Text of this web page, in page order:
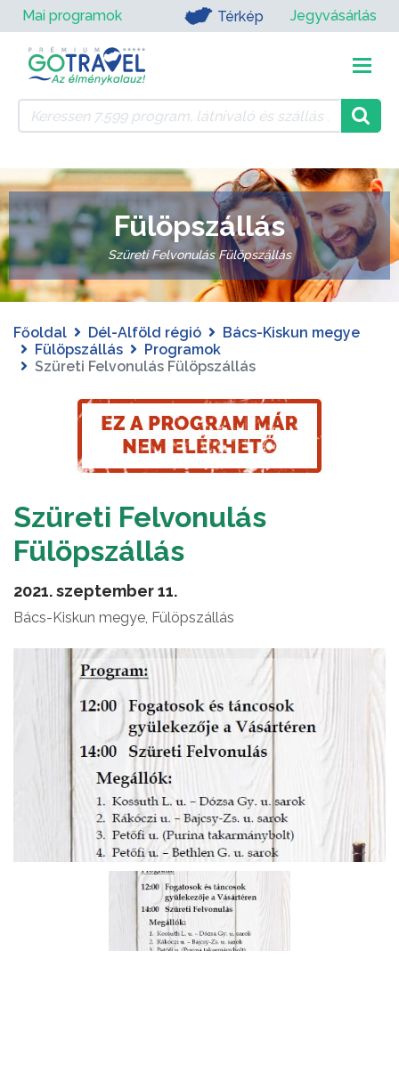
Mai programok Térkép Jegyvásárlás
Fülöpszállás
Szüreti Felvonulás Fülöpszállás
Főoldal Dél-Alföld régió
Bács-Kiskun megye
Fülöpszállás
Programok
Szüreti Felvonulás Fülöpszállás
Szüreti Felvonulás
Fülöpszállás
2021. szeptember 11.
Bács-Kiskun megye, Fülöpszállás